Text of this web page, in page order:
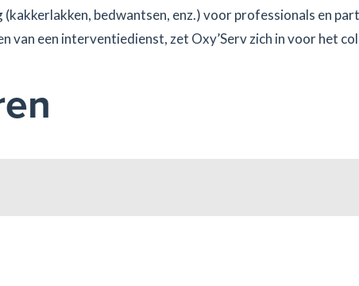
bedwantsen, enz.) voor professionals en
van een interventiedienst, zet Oxy’Serv zich in voor het